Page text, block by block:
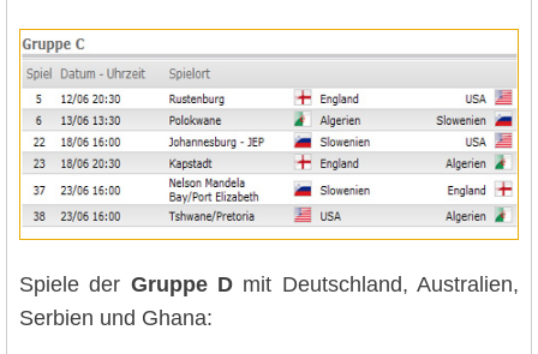
Spiele der Gruppe D mit Deutschland, Australien,
Serbien und Ghana: